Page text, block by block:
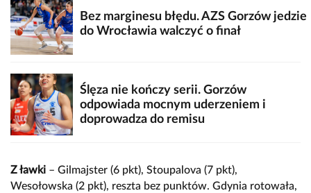
Bez marginesu błędu. AZS Gorzów jedzie
do Wrocławia walczyć o finał
Ślęza nie kończy serii. Gorzów
odpowiada mocnym uderzeniem i
doprowadza do remisu
Z ławki – Gilmajster (6 pkt), Stoupalova (7 pkt),
Wesołowska (2 pkt), reszta bez punktów. Gdynia rotowała,